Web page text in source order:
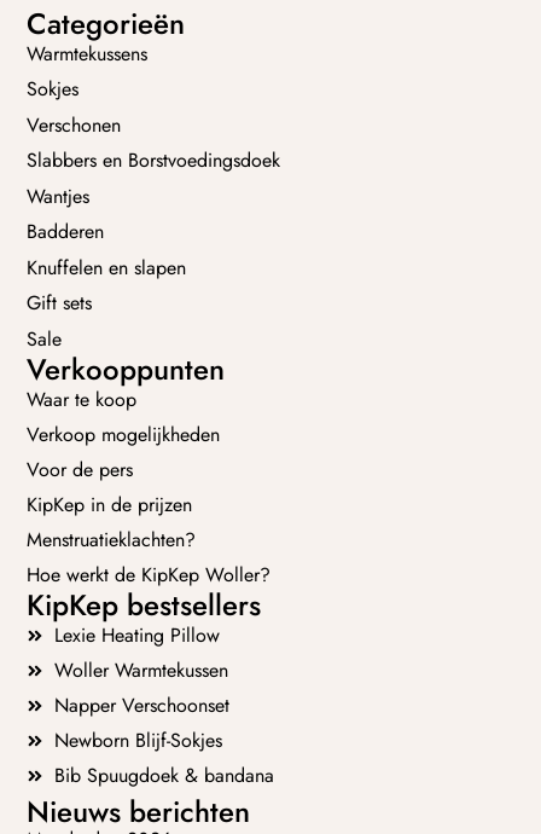
Categorieën
Warmtekussens
Sokjes
Verschonen
Slabbers en Borstvoedingsdoek
Wantjes
Badderen
Knuffelen en slapen
Gift sets
Sale
Verkooppunten
Waar te koop
Verkoop mogelijkheden
Voor de pers
KipKep in de prijzen
Menstruatieklachten?
Hoe werkt de KipKep Woller?
KipKep bestsellers
Lexie Heating Pillow
Woller Warmtekussen
Napper Verschoonset
Newborn Blijf-Sokjes
Bib Spuugdoek & bandana
Nieuws berichten